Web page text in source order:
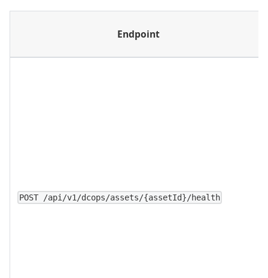
Endpoint
POST /api/v1/dcops/assets/{assetId}/health